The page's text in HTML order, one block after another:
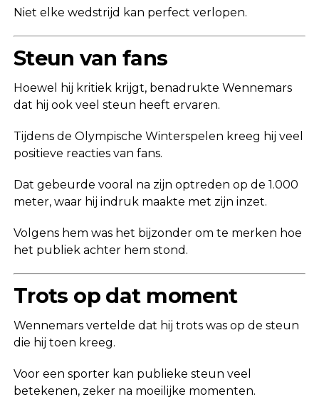
Niet elke wedstrijd kan perfect verlopen.
Steun van fans
Hoewel hij kritiek krijgt, benadrukte Wennemars
dat hij ook veel steun heeft ervaren.
Tijdens de Olympische Winterspelen kreeg hij veel
positieve reacties van fans.
Dat gebeurde vooral na zijn optreden op de 1.000
meter, waar hij indruk maakte met zijn inzet.
Volgens hem was het bijzonder om te merken hoe
het publiek achter hem stond.
Trots op dat moment
Wennemars vertelde dat hij trots was op de steun
die hij toen kreeg.
Voor een sporter kan publieke steun veel
betekenen, zeker na moeilijke momenten.